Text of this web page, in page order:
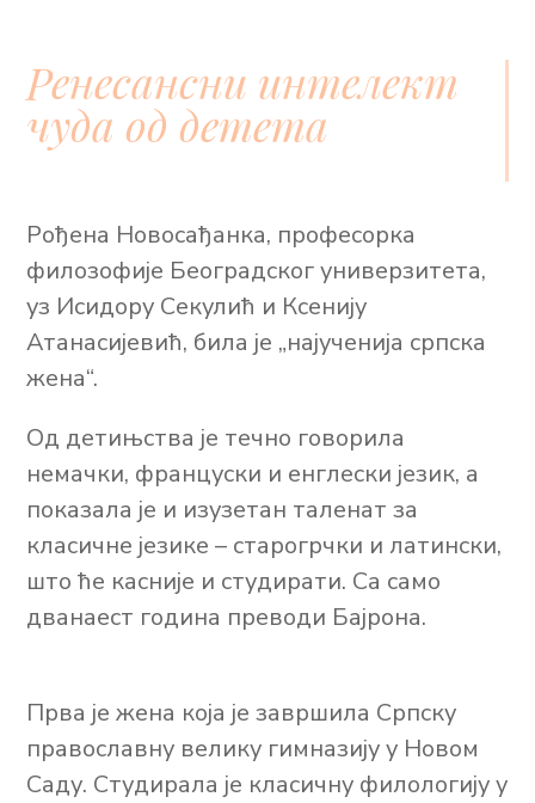
Ренесансни интелект
чуда од детета
Рођена Новосађанка, професорка
филозофије Београдског универзитета,
уз Исидору Секулић и Ксенију
Атанасијевић, била је „најученија српска
жена“.
Од детињства је течно говорила
немачки, француски и енглески језик, а
показала је и изузетан таленат за
класичне језике – старогрчки и латински,
што ће касније и студирати. Са само
дванаест година преводи Бајрона.
Прва је жена која је завршила Српску
православну велику гимназију у Новом
Саду. Студирала је класичну филологију у